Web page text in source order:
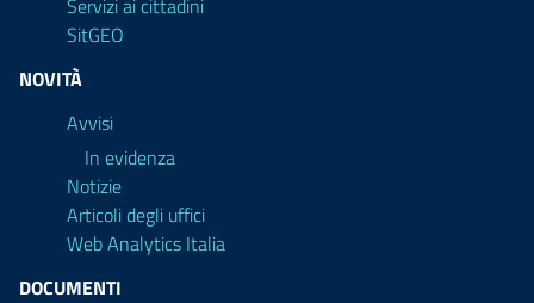
Servizi ai cittadini
SitGEO
NOVITÀ
Avvisi
In evidenza
Notizie
Articoli degli uffici
Web Analytics Italia
DOCUMENTI